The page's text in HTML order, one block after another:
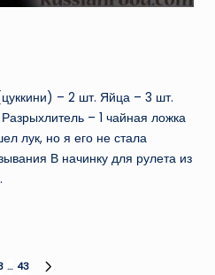
– 2 шт. Яйца – 3 шт.
– 1 чайная ложка
лук, но я его не стала
В начинку для рулета из
… 43